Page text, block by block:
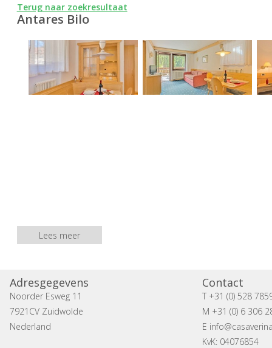
Terug naar zoekresultaat
Antares Bilo
Lees meer
Adresgegevens
Noorder Esweg 11
7921CV Zuidwolde
Nederland
Contact
T +31 (0) 528
M +31 (0) 6 306
E
KvK: 04076854